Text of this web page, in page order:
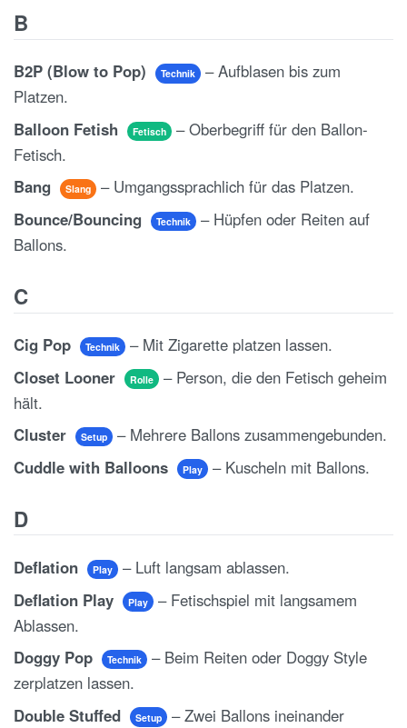
B
B2P (Blow to Pop) Technik – Aufblasen bis zum
Platzen.
Balloon Fetish
Fetisch – Oberbegriff für den Ballon-
Fetisch.
Bang
Slang – Umgangssprachlich für das Platzen.
Bounce/Bouncing
Technik – Hüpfen oder Reiten auf
Ballons.
C
Cig Pop Technik – Mit Zigarette platzen lassen.
Closet Looner
Rolle – Person, die den Fetisch geheim
hält.
Cluster
Setup – Mehrere Ballons zusammengebunden.
Cuddle with Balloons
Play – Kuscheln mit Ballons.
D
Deflation Play – Luft langsam ablassen.
Deflation Play
Play – Fetischspiel mit langsamem
Ablassen.
Doggy Pop
Technik – Beim Reiten oder Doggy Style
zerplatzen lassen.
Double Stuffed
Setup – Zwei Ballons ineinander